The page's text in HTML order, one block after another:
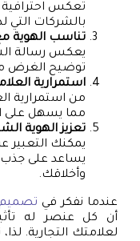
تعكس احترافية
بالشركات التي
تناسب الهوية
يعكس رسالة
توضيح الغرض
استمرارية
من استمرارية
مما يسهل على
تعزيز الهوية
يمكنك
يساعد على جذب
وأخلاقك.
عندما نفكر في تصميم
أن كل عنصر له
لعلامتك التجارية.